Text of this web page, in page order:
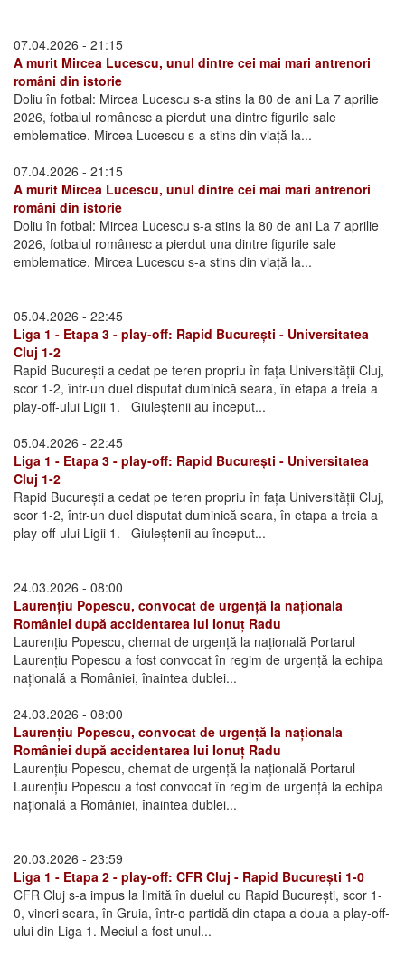
07.04.2026 - 21:15
A murit Mircea Lucescu, unul dintre cei mai mari antrenori
români din istorie
Doliu în fotbal: Mircea Lucescu s-a stins la 80 de ani La 7 aprilie
2026, fotbalul românesc a pierdut una dintre figurile sale
emblematice. Mircea Lucescu s-a stins din viață la...
07.04.2026 - 21:15
A murit Mircea Lucescu, unul dintre cei mai mari antrenori
români din istorie
Doliu în fotbal: Mircea Lucescu s-a stins la 80 de ani La 7 aprilie
2026, fotbalul românesc a pierdut una dintre figurile sale
emblematice. Mircea Lucescu s-a stins din viață la...
05.04.2026 - 22:45
Liga 1 - Etapa 3 - play-off: Rapid București - Universitatea
Cluj 1-2
Rapid București a cedat pe teren propriu în fața Universității Cluj,
scor 1-2, într-un duel disputat duminică seara, în etapa a treia a
play-off-ului Ligii 1. Giuleștenii au început...
05.04.2026 - 22:45
Liga 1 - Etapa 3 - play-off: Rapid București - Universitatea
Cluj 1-2
Rapid București a cedat pe teren propriu în fața Universității Cluj,
scor 1-2, într-un duel disputat duminică seara, în etapa a treia a
play-off-ului Ligii 1. Giuleștenii au început...
24.03.2026 - 08:00
Laurențiu Popescu, convocat de urgență la naționala
României după accidentarea lui Ionuț Radu
Laurențiu Popescu, chemat de urgență la națională Portarul
Laurențiu Popescu a fost convocat în regim de urgență la echipa
națională a României, înaintea dublei...
24.03.2026 - 08:00
Laurențiu Popescu, convocat de urgență la naționala
României după accidentarea lui Ionuț Radu
Laurențiu Popescu, chemat de urgență la națională Portarul
Laurențiu Popescu a fost convocat în regim de urgență la echipa
națională a României, înaintea dublei...
20.03.2026 - 23:59
Liga 1 - Etapa 2 - play-off: CFR Cluj - Rapid București 1-0
CFR Cluj s-a impus la limită în duelul cu Rapid București, scor 1-
0, vineri seara, în Gruia, într-o partidă din etapa a doua a play-off-
ului din Liga 1. Meciul a fost unul...